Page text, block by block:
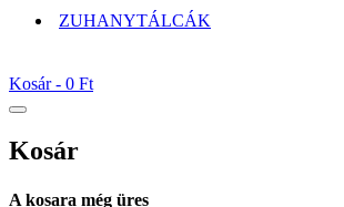
ZUHANYTÁLCÁK
Kosár - 0 Ft
Kosár
A kosara még üres